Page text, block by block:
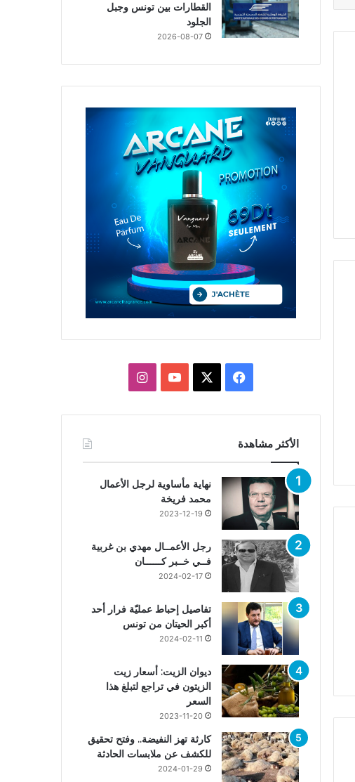
القطارات بين تونس وجبل
الجلود
2026-08-07
فيسبوك يوتيوبانستقرام
الأكثر مشاهدة
نهاية مأساوية لرجل الأعمال
محمد فريخة
2023-12-19
رجل الأعمــال مهدي بن غربية
فــي خــبر كــــــان
2024-02-17
تفاصيل إحباط عمليّة فرار أحد
أكبر الحيتان من تونس
2024-02-11
ديوان الزيت: أسعار زيت
الزيتون في تراجع لتبلغ هذا
السعر
2023-11-20
كارثة تهز النفيضة.. وفتح تحقيق
للكشف عن ملابسات الحادثة
2024-01-29